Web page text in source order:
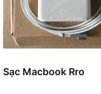
Sạc Macbook Rro